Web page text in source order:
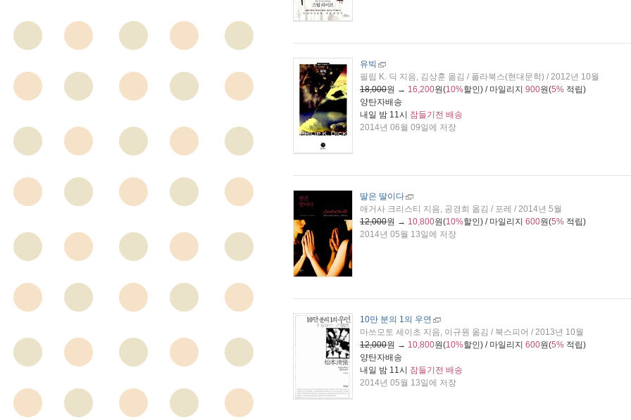
유빅
필립 K. 딕 지음, 김상훈 옮김 / 폴라북스(현대문학) / 2012년 10월
18,000원 → 16,200원(10%할인) / 마일리지 900원(5% 적립)
양탄자배송
내일 밤 11시 잠들기전 배송
2014년 06월 09일에 저장
딸은 딸이다
애거사 크리스티 지음, 공경희 옮김 / 포레 / 2014년 5월
12,000원 → 10,800원(10%할인) / 마일리지 600원(5% 적립)
2014년 05월 13일에 저장
10만 분의 1의 우연
마쓰모토 세이초 지음, 이규원 옮김 / 북스피어 / 2013년 10월
12,000원 → 10,800원(10%할인) / 마일리지 600원(5% 적립)
양탄자배송
내일 밤 11시 잠들기전 배송
2014년 05월 13일에 저장